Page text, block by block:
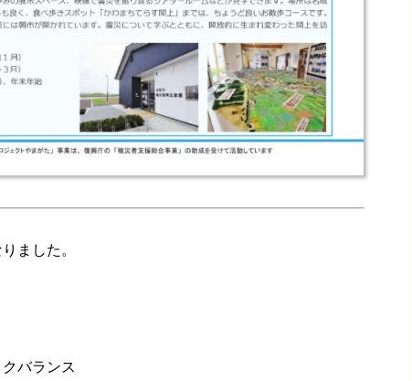
ました。
バランス